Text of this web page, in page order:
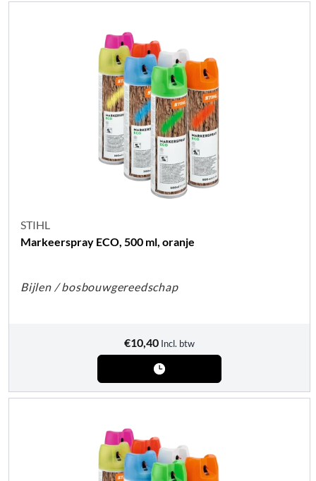
STIHL
Markeerspray ECO, 500 ml, oranje
Bijlen / bosbouwgereedschap
€10,40 Incl. btw